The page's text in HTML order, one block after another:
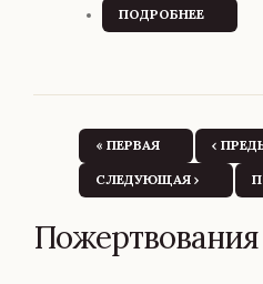
ПОДРОБНЕЕ
« ПЕРВАЯ ‹
СЛЕДУЮЩАЯ ›
Пожертвования